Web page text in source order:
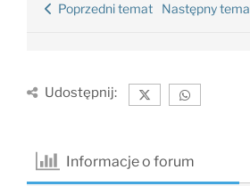
Poprzedni temat Następny
Udostępnij:
Informacje o forum